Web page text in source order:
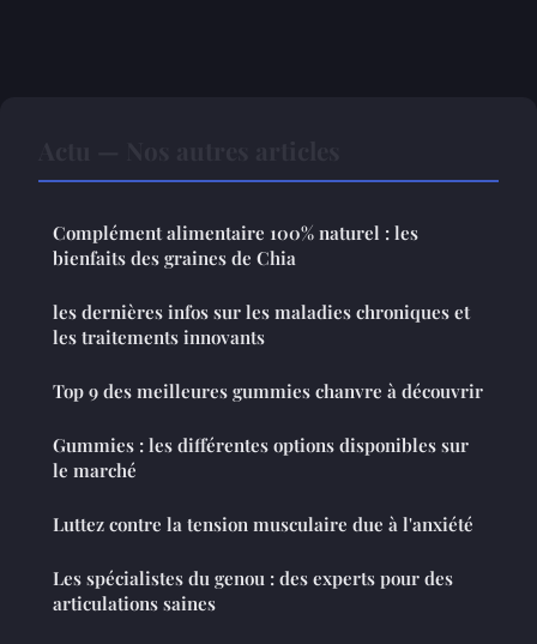
Complément alimentaire 100% naturel : les
bienfaits des graines de Chia
les dernières infos sur les maladies chroniques et
les traitements innovants
Top 9 des meilleures gummies chanvre à découvrir
Gummies : les différentes options disponibles sur
le marché
Luttez contre la tension musculaire due à l'anxiété
Les spécialistes du genou : des experts pour des
articulations saines